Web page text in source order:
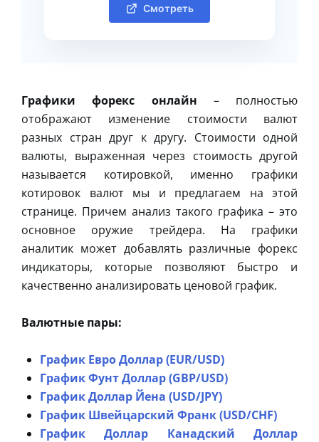
Смотреть
Графики форекс онлайн – полностью
отображают изменение стоимости валют
разных стран друг к другу. Стоимости одной
валюты, выраженная через стоимость другой
называется котировкой, именно графики
котировок валют мы и предлагаем на этой
странице. Причем анализ такого графика – это
основное оружие трейдера. На графики
аналитик может добавлять различные форекс
индикаторы, которые позволяют быстро и
качественно анализировать ценовой график.
Валютные пары:
График Евро Доллар (EUR/USD)
График Фунт Доллар (GBP/USD)
График Доллар Йена (USD/JPY)
График Швейцарский Франк (USD/CHF)
График Доллар Канадский Доллар